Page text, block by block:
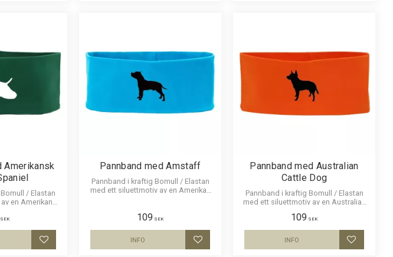
Amerikansk
/ Elastan
en Amerikansk
SEK
Lägg till i favoriter
Pannband med Amstaff
Pannband i kraftig Bomull / Elastan
med ett siluettmotiv av en Amerikan
109 SEK
Lägg till i favoriter
INFO
Pannband med Australian
Cattle Dog
Pannband i kraftig Bomull / Elastan
med ett siluettmotiv av en Australian
109 SEK
Lägg till i
INFO